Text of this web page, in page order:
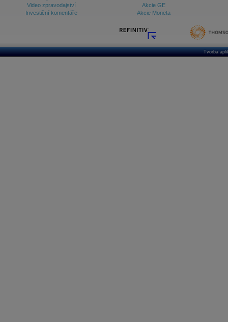
Video zpravodajství
Investiční komentáře
Akcie GE
Akcie Moneta
Tvorba